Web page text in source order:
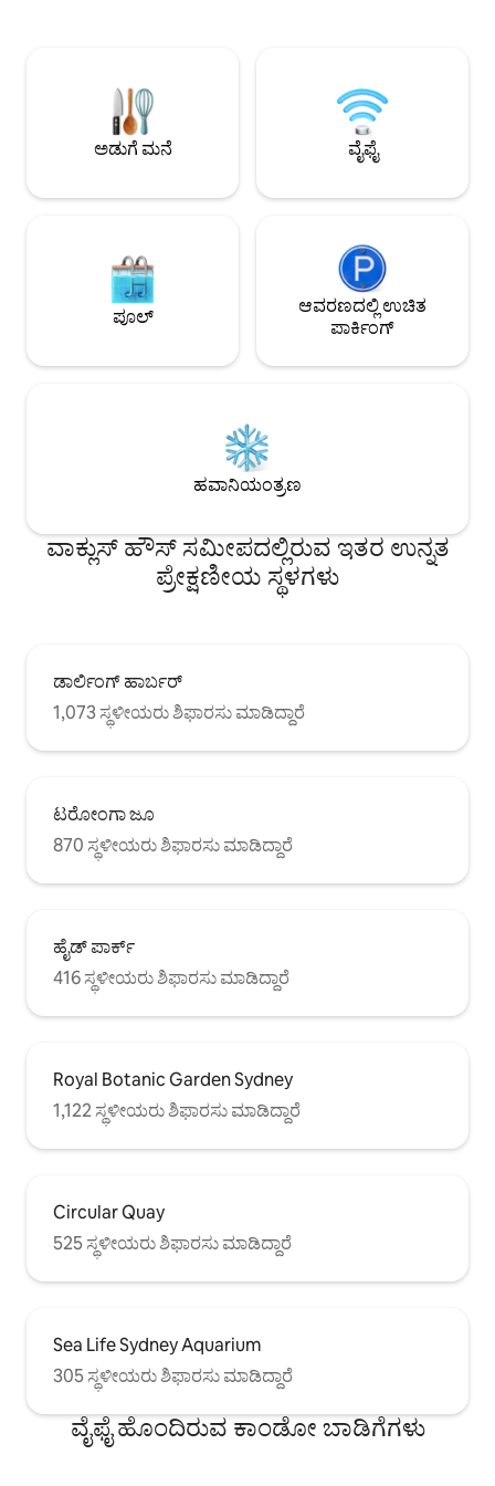
ಪೂಲ್ ಆನ್‌ಸೈಟ್ ಪಾರ್ಕಿಂಗ್: ಗರಿಷ್ಠ. ಕಾರ್ ಎತ್ತರ 1.7
ಅದ್ಭುತವಾಗಿದೆ ಹಗಲಿನಲ್ಲಿ ಶಾಂತಿಯುತ, ರಾತ್ರಿಯಲ್ಲಿ
ಬೆರಗುಗೊಳಿಸುತ್ತದೆ ಬನ್ನಿ ಮತ್ತು ಶಾಂತವಾಗಿರಿ – ನೀವು
ಹೊರಡಲು ಬಯಸುವುದಿಲ್ಲ!
ವಿಶ್ರಾಂತಿ ಪಡೆಯಿರಿ.
ಈ ಪ್ರಶಾಂತ
ಚಿಂತೆಗಳನ್ನು
ಅಡುಗೆ ಮನೆ ವೈಫೈ
ಪೂಲ್
ಆವರಣದಲ್ಲಿ ಉಚಿತ
ಪಾರ್ಕಿಂಗ್
ಹವಾನಿಯಂತ್ರಣ
ವಾಕ್ಲುಸ್ ಹೌಸ್ ಸಮೀಪದಲ್ಲಿರುವ ಇತರ ಉನ್ನತ
ಪ್ರೇಕ್ಷಣೀಯ ಸ್ಥಳಗಳು
ಡಾರ್ಲಿಂಗ್ ಹಾರ್ಬರ್
1,073 ಸ್ಥಳೀಯರು ಶಿಫಾರಸು ಮಾಡಿದ್ದಾರೆ
ಟರೋಂಗಾ ಜೂ
870 ಸ್ಥಳೀಯರು ಶಿಫಾರಸು ಮಾಡಿದ್ದಾರೆ
ಹೈಡ್ ಪಾರ್ಕ್
416 ಸ್ಥಳೀಯರು ಶಿಫಾರಸು ಮಾಡಿದ್ದಾರೆ
Royal Botanic Garden Sydney
1,122 ಸ್ಥಳೀಯರು ಶಿಫಾರಸು ಮಾಡಿದ್ದಾರೆ
Circular Quay
525 ಸ್ಥಳೀಯರು ಶಿಫಾರಸು ಮಾಡಿದ್ದಾರೆ
Sea Life Sydney Aquarium
305 ಸ್ಥಳೀಯರು ಶಿಫಾರಸು ಮಾಡಿದ್ದಾರೆ
ವೈಫೈ ಹೊಂದಿರುವ ಕಾಂಡೋ ಬಾಡಿಗೆಗಳು